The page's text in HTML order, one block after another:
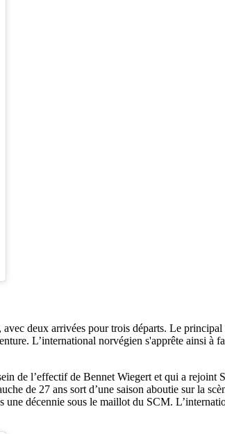
deux arrivées pour trois départs. Le
L’international norvégien s'apprête ainsi
de l’effectif de Bennet Wiegert et qui a
de 27 ans sort d’une saison aboutie sur la
décennie sous le maillot du SCM.